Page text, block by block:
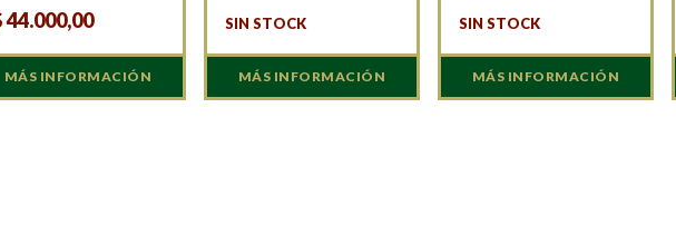
44.000,00
MÁS INFORMACIÓN
SIN STOCK
MÁS INFORMACIÓN
SIN STOCK
MÁS INFORMACIÓN